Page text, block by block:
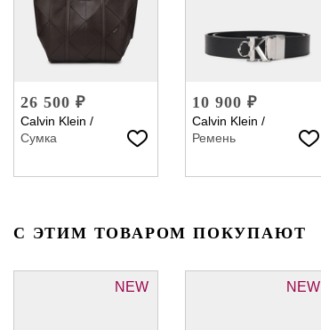
26 500 ₽
Calvin Klein /
Сумка
10 900 ₽
Calvin Klein /
Ремень
С ЭТИМ ТОВАРОМ ПОКУПАЮТ
NEW NEW